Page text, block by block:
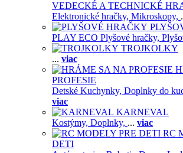
VEDECKÉ A TECHNICKÉ
Elektronické hračky, Mikroskopy,
PLAY ECO Plyšové hračky,
TROJKOLKY
... viac
PROFESIE
Detské Kuchynky, Doplnky do
viac
KARNEVAL
Kostýmy, Doplnky, ... viac
RC
DETI